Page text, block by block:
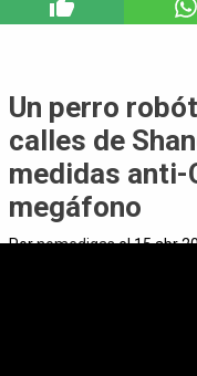
Un perro
calles de
medidas anti-
megáfono
Pornomedigasel 15 abr